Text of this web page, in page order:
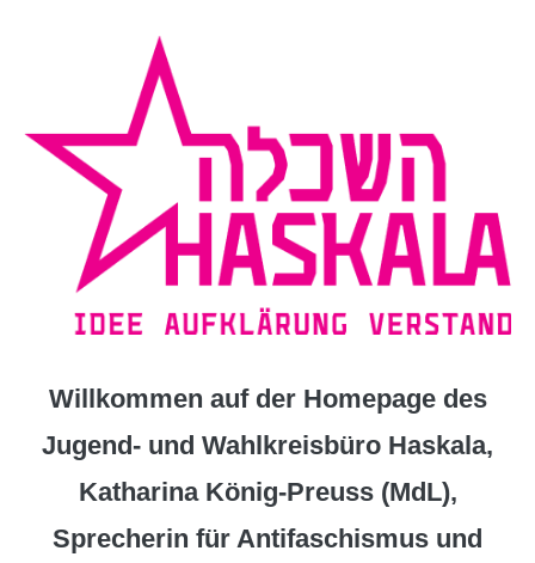
Willkommen auf der Homepage des
Jugend- und Wahlkreisbüro Haskala,
Katharina König-Preuss (MdL),
Sprecherin für Antifaschismus und